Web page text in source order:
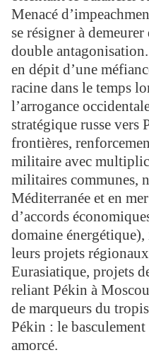
Menacé
se résigner à
double
en dépit d’une
racine dans le temps
l’arrogance
stratégique russe vers
frontières,
militaire avec
militaires communes,
Méditerranée et en
d’accords
domaine
leurs projets
Eurasiatique, projets
reliant Pékin à
de marqueurs du
Pékin : le basculement
amorcé.